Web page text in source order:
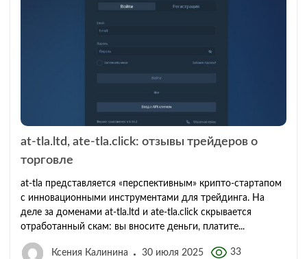
at-tla.ltd, ate-tla.click: отзывы трейдеров о
торговле
at‑tla представляется «перспективным» крипто‑стартапом
с инновационными инструментами для трейдинга. На
деле за доменами at‑tla.ltd и ate‑tla.click скрывается
отработанный скам: вы вносите деньги, платите...
Ксения Калинина 30 июля 2025 33